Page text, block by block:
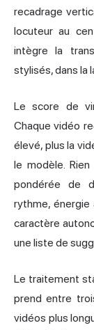
recadrage
locuteur au
intègre la
stylisés, dans la
Le score de
Chaque vidéo
élevé, plus la
le modèle.
pondérée de
rythme,
caractère
une liste de
Le traitement
prend entre
vidéos plus